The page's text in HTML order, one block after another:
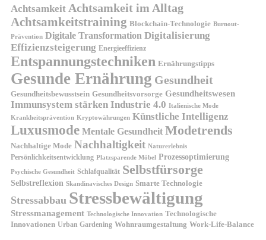
Achtsamkeit Achtsamkeit im Alltag
Achtsamkeitstraining Blockchain-Technologie Burnout-
Prävention Digitale Transformation Digitalisierung
Effizienzsteigerung Energieeffizienz
Entspannungstechniken Ernährungstipps
Gesunde Ernährung Gesundheit
Gesundheitsbewusstsein Gesundheitsvorsorge Gesundheitswesen
Immunsystem stärken Industrie 4.0 Italienische Mode
Krankheitsprävention Kryptowährungen Künstliche Intelligenz
Luxusmode Mentale Gesundheit Modetrends
Nachhaltige Mode Nachhaltigkeit Naturerlebnis
Persönlichkeitsentwicklung Platzsparende Möbel Prozessoptimierung
Psychische Gesundheit Schlafqualität Selbstfürsorge
Selbstreflexion Skandinavisches Design Smarte Technologie
Stressabbau Stressbewältigung
Stressmanagement Technologische Innovation Technologische
Innovationen Urban Gardening Wohnraumgestaltung Work-Life-Balance